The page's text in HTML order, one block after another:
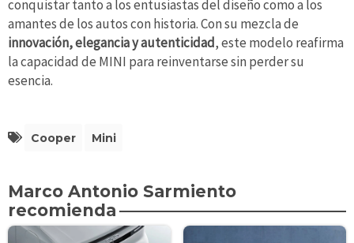
conquistar tanto a los entusiastas del diseño como a los
amantes de los autos con historia. Con su mezcla de
innovación, elegancia y autenticidad, este modelo reafirma
la capacidad de MINI para reinventarse sin perder su
esencia.
Cooper Mini
Marco Antonio Sarmiento
recomienda